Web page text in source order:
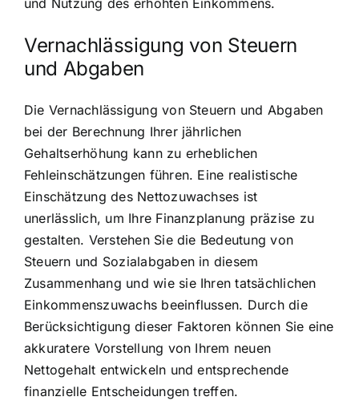
und Nutzung des erhöhten Einkommens.
Vernachlässigung von Steuern
und Abgaben
Die Vernachlässigung von Steuern und Abgaben
bei der Berechnung Ihrer jährlichen
Gehaltserhöhung kann zu erheblichen
Fehleinschätzungen führen. Eine realistische
Einschätzung des Nettozuwachses ist
unerlässlich, um Ihre Finanzplanung präzise zu
gestalten. Verstehen Sie die Bedeutung von
Steuern und Sozialabgaben in diesem
Zusammenhang und wie sie Ihren tatsächlichen
Einkommenszuwachs beeinflussen. Durch die
Berücksichtigung dieser Faktoren können Sie eine
akkuratere Vorstellung von Ihrem neuen
Nettogehalt entwickeln und entsprechende
finanzielle Entscheidungen treffen.